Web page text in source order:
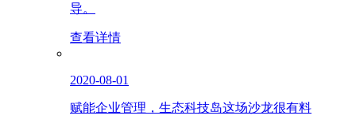
导。
查看详情
2020-08-01
赋能企业管理，生态科技岛这场沙龙很有料